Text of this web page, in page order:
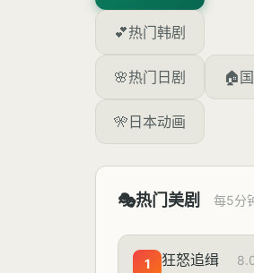
💕热门韩剧
🌸热门日剧 🏠
🎌 日本动画
🎭热门美剧 每5分
1 狂怒追缉